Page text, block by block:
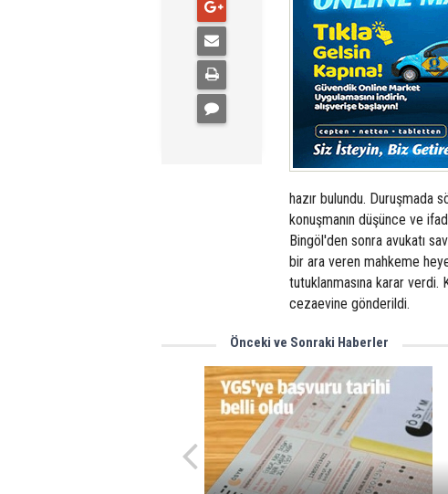
hazır bulundu. Duruşmada
konuşmanın düşünce ve
Bingöl'den sonra avukatı
bir ara veren mahkeme
tutuklanmasına karar verdi.
cezaevine gönderildi.
Önceki ve Sonraki Haberler